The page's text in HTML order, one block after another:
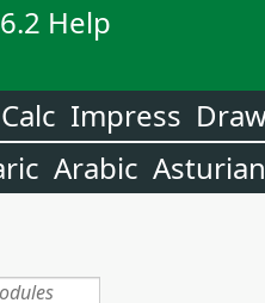
Help
Calc Impress
Arabic Asturian